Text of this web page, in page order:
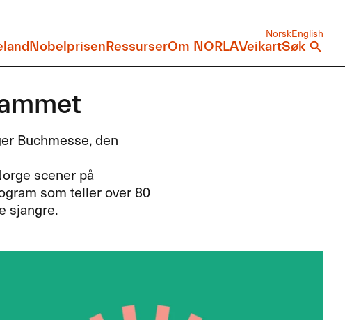
NorskEnglish
NobelprisenRessurserOm NORLAVeikartSøk
Buchmesse, den
scener på
som teller over 80
sjangre.